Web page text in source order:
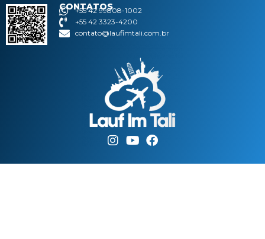
CONTATOS
+55 42 99808-1002
+55 42 3323-4200
contato@laufimtali.com.br